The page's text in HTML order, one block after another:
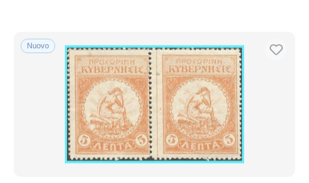
Nuovo